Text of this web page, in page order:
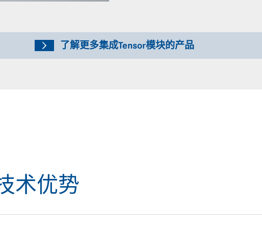
了解更多集成Tensor模块的产品
术优势